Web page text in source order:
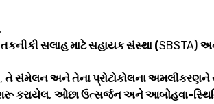
સલાહ માટે સહાયક સંસ્થા (SBSTA)
, તે સંમેલન અને તેના પ્રોટોકોલના
કરાયેલ, ઓછા ઉત્સર્જન અને આબોહવા-